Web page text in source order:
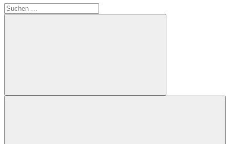
Suchen
nach:
Suchen